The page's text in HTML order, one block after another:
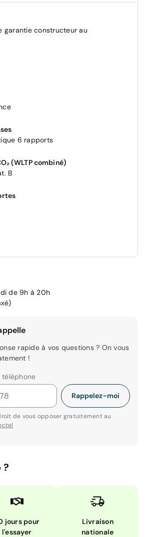
garantie constructeur au
6 rapports
(WLTP combiné)
B
de 9h à 20h
rapide à vos questions ? On vous
!
téléphone
Rappelez-moi
de vous opposer gratuitement au
?
jours pour
l'essayer
Livraison
nationale